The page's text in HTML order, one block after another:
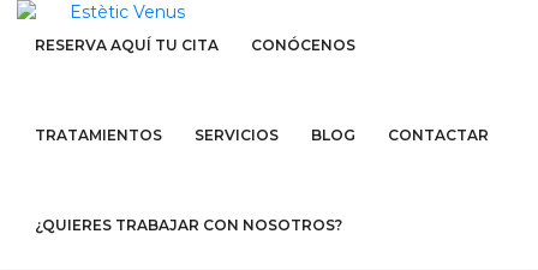
RESERVA AQUÍ TU CITA CONÓCENOS
TRATAMIENTOS SERVICIOS BLOG CONTACTAR
¿QUIERES TRABAJAR CON NOSOTROS?